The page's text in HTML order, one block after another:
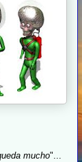
mucho"...